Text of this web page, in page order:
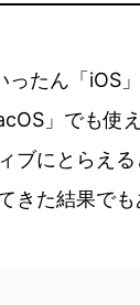
たん「iOS
」でも使
ブにとらえ
きた結果でも